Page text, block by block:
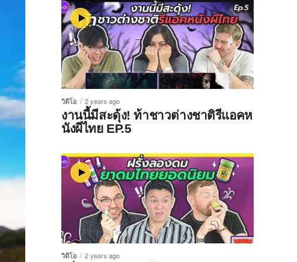
วิดีโอ 2 years ago
งานนี้มีสะดุ้ง! ท้าชาวต่างชาติรีแอคห
นังผีไทย EP.5
วิดีโอ 2 years ago